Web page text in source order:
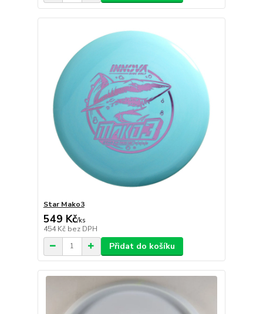
Star Mako3
549 Kč/ks
454 Kč bez DPH
Přidat do košíku